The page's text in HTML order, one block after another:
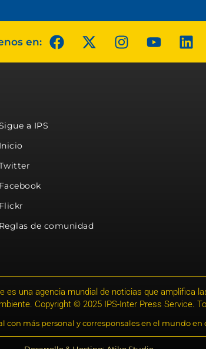
en:
a IPS
Inicio
Facebook
Flickr
Reglas de comunidad
es una agencia mundial de noticias que amplifica
Copyright © 2025 IPS-Inter Press Service.
más personal y corresponsales en el mundo en